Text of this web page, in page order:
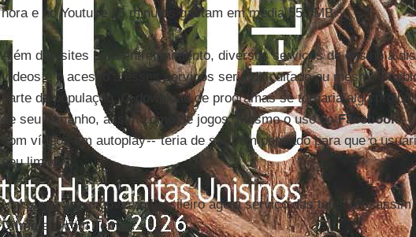
hora e no Youtube 15 minutos gastam em média 550 MB.
Além dos sites para entretenimento, diversos serviços de ensino à
vídeos e o acesso a esses serviços seria dificultado ou mesmo
parte da população. O download de programas se tornaria algo
de seu tamanho, assim como de jogos. Mesmo o uso doFacebook--
com vídeos em autoplay -- teria de ser bem pensado para que o
seu limite.
Mais uma vez o governo brasileiro age a serviço das teles. Foi assim
Dilmae é comTemer.